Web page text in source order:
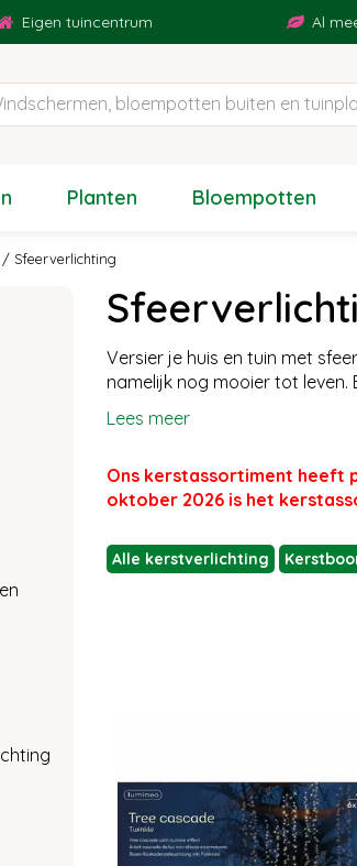
Sfeerverlichting
Al meer dan
Planten Bloempotten
Versier je huis en tuin met
namelijk nog mooier tot leven.
Lees meer
Ons kerstassortiment heeft
oktober 2026 is het
Alle kerstverlichting